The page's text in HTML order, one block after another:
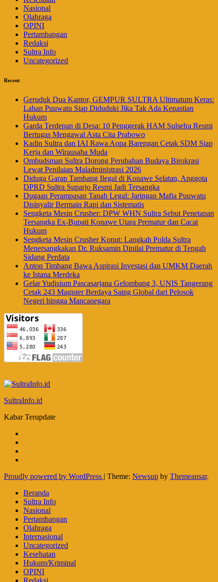
Nasional
Olahraga
OPINI
Pertambangan
Redaksi
Sultra Info
Uncategorized
Recent
Geruduk Dua Kantor, GEMPUR SULTRA Ultimatum Keras:
Lahan Puuwatu Siap Diduduki Jika Tak Ada Kepastian
Hukum
Garda Terdepan di Desa: 10 Penggerak HAM Sulselra Resmi
Bertugas Mengawal Asta Cita Prabowo
Kadin Sultra dan IAI Rawa Aopa Barengan Cetak SDM Siap
Kerja dan Wirausaha Muda
Ombudsman Sultra Dorong Perubahan Budaya Birokrasi
Lewat Penilaian Maladministrasi 2026
Diduga Garap Tambang Ilegal di Konawe Selatan, Anggota
DPRD Sultra Suparjo Resmi Jadi Tersangka
Dugaan Perampasan Tanah Legal: Jaringan Mafia Puuwatu
Disinyalir Bermain Rapi dan Sistematis
Sengketa Mesin Crusher: DPW WHN Sultra Sebut Penetapan
Tersangka Ex-Bupati Konawe Utara Prematur dan Cacat
Hukum
Sengketa Mesin Crusher Konut: Langkah Polda Sultra
Menersangkakan Dr. Ruksamin Dinilai Prematur di Tengah
Sidang Perdata
Anton Timbang Bawa Aspirasi Investasi dan UMKM Daerah
ke Istana Merdeka
Gelar Yudisium Pascasarjana Gelombang 3, UNIS Tangerang
Cetak 243 Magister Berdaya Saing Global dari Pelosok
Negeri hingga Mancanegara
SultraInfo.id
Kabar Terupdate
Proudly powered by WordPress | Theme: Newsup by Themeansar.
Beranda
Sultra Info
Nasional
Pertambangan
Olahraga
Internasional
Uncategorized
Kesehatan
Hukum/Kriminal
OPINI
Redaksi